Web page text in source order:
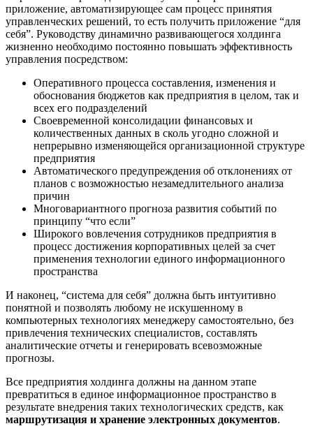
приложение, автоматизирующее сам процесс принятия
управленческих решений, то есть получить приложение “для
себя”. Руководству динамично развивающегося холдинга
жизненно необходимо постоянно повышать эффективность
управления посредством:
Оперативного процесса составления, изменения и
обоснования бюджетов как предприятия в целом, так и
всех его подразделений
Своевременной консолидации финансовых и
количественных данных в сколь угодно сложной и
непрерывно изменяющейся организационной структуре
предприятия
Автоматического предупреждения об отклонениях от
планов с возможностью незамедлительного анализа
причин
Многовариантного прогноза развития событий по
принципу “что если”
Широкого вовлечения сотрудников предприятия в
процесс достижения корпоративных целей за счет
применения технологии единого информационного
пространства
И наконец, “система для себя” должна быть интуитивно
понятной и позволять любому не искушенному в
компьютерных технологиях менеджеру самостоятельно, без
привлечения технических специалистов, составлять
аналитические отчеты и генерировать всевозможные
прогнозы.
Все предприятия холдинга должны на данном этапе
превратиться в единое информационное пространство в
результате внедрения таких технологических средств, как
маршрутизация и хранение электронных документов.